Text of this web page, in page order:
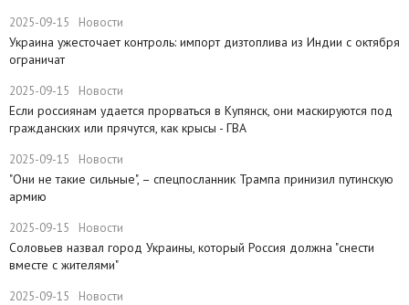
2025-09-15 Новости
Украина ужесточает контроль: импорт дизтоплива из Индии с октября
ограничат
2025-09-15 Новости
Если россиянам удается прорваться в Купянск, они маскируются под
гражданских или прячутся, как крысы - ГВА
2025-09-15 Новости
"Они не такие сильные", – спецпосланник Трампа принизил путинскую
армию
2025-09-15 Новости
Соловьев назвал город Украины, который Россия должна "снести
вместе с жителями"
2025-09-15 Новости